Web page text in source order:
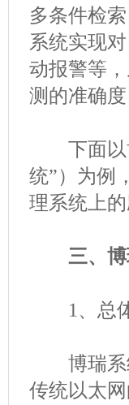
多条件检
系统实现
动报警等
测的准确
下面以博
统”）为例
理系统上的
三、
1、总体
博瑞系统
传统以太